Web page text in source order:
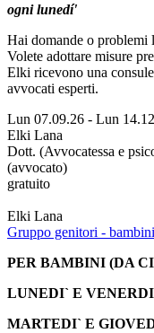
ogni lunedí'
Hai domande o problemi
Volete adottare misure
Elki ricevono una
avvocati esperti.
Lun 07.09.26 - Lun
Elki Lana
Dott. (Avvocatessa e
(avvocato)
gratuito
Elki Lana
Gruppo genitori - bambini
PER BAMBINI (DA
LUNEDI` E
MARTEDI` E